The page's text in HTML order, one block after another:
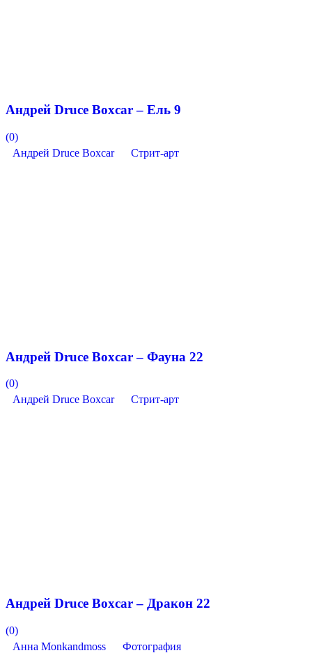
Андрей Druce Boxcar – Ель 9
(0)
Андрей Druce Boxcar
Стрит-арт
Андрей Druce Boxcar – Фауна 22
(0)
Андрей Druce Boxcar
Стрит-арт
Андрей Druce Boxcar – Дракон 22
(0)
Анна Monkandmoss
Фотография